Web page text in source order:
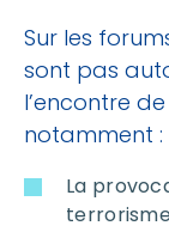
Sur les
sont pas
l’encontre
notamment :
La